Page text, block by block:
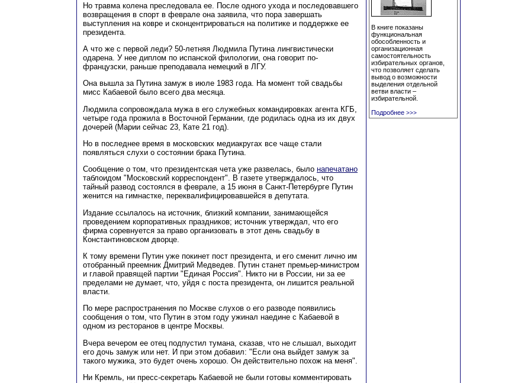
Но травма колена преследовала ее. После одного ухода и последовавшего
возвращения в спорт в феврале она заявила, что пора завершать
выступления на ковре и сконцентрироваться на политике и поддержке ее
президента.
А что же с первой леди? 50-летняя Людмила Путина лингвистически
одарена. У нее диплом по испанской филологии, она говорит по-
французски, раньше преподавала немецкий в ЛГУ.
Она вышла за Путина замуж в июле 1983 года. На момент той свадьбы
мисс Кабаевой было всего два месяца.
Людмила сопровождала мужа в его служебных командировках агента КГБ,
четыре года прожила в Восточной Германии, где родилась одна из их двух
дочерей (Марии сейчас 23, Кате 21 год).
Но в последнее время в московских медиакругах все чаще стали
появляться слухи о состоянии брака Путина.
Сообщение о том, что президентская чета уже развелась, было напечатано
таблоидом "Московский корреспондент". В газете утверждалось, что
тайный развод состоялся в феврале, а 15 июня в Санкт-Петербурге Путин
женится на гимнастке, переквалифицировавшейся в депутата.
Издание ссылалось на источник, близкий компании, занимающейся
проведением корпоративных праздников; источник утверждал, что его
фирма соревнуется за право организовать в этот день свадьбу в
Константиновском дворце.
К тому времени Путин уже покинет пост президента, и его сменит лично им
отобранный преемник Дмитрий Медведев. Путин станет премьер-министром
и главой правящей партии "Единая Россия". Никто ни в России, ни за ее
пределами не думает, что, уйдя с поста президента, он лишится реальной
власти.
По мере распространения по Москве слухов о его разводе появились
сообщения о том, что Путин в этом году ужинал наедине с Кабаевой в
одном из ресторанов в центре Москвы.
Вчера вечером ее отец подпустил тумана, сказав, что не слышал, выходит
его дочь замуж или нет. И при этом добавил: "Если она выйдет замуж за
такого мужика, это будет очень хорошо. Он действительно похож на меня".
Ни Кремль, ни пресс-секретарь Кабаевой не были готовы комментировать
В книге показаны
функциональная
обособленность и
организационная
самостоятельность
избирательных органов,
что позволяет сделать
вывод о возможности
выделения отдельной
ветви власти –
избирательной.
Подробнее >>>